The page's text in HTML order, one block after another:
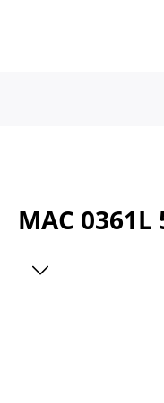
MAC 0361L
Afbeeldingengalerij